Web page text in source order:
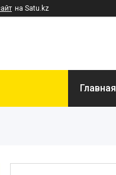
на Satu.kz
Главная